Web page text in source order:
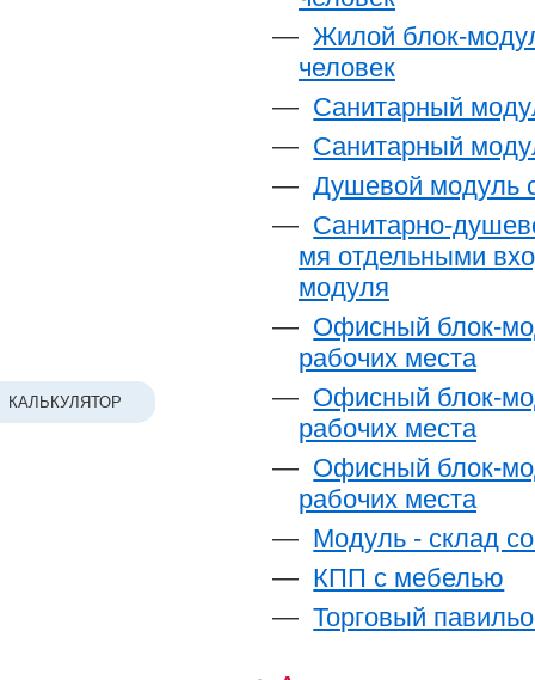
Жилой блок-
человек
Санитарный
Санитарный
Душевой модуль
Санитарно-
мя отдельными
модуля
Офисный блок-
рабочих места
Офисный блок-
рабочих места
Офисный блок-
рабочих места
Модуль - склад
КПП с мебелью
Торговый
КАЛЬКУЛЯТОР